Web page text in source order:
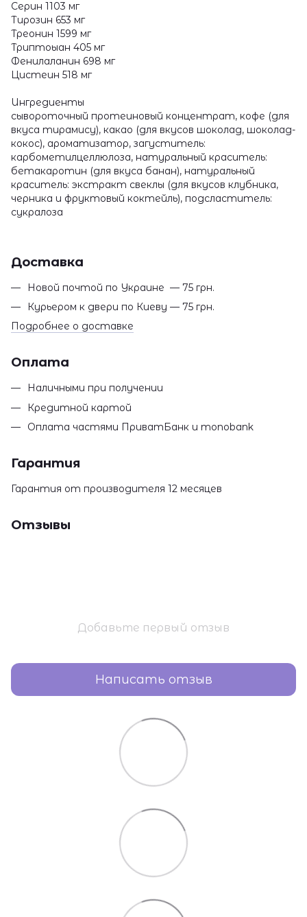
Серин 1103 мг
Тирозин 653 мг
Треонин 1599 мг
Триптоыан 405 мг
Фенилаланин 698 мг
Цистеин 518 мг
Ингредиенты
сывороточный протеиновый концентрат, кофе (для
вкуса тирамису), какао (для вкусов шоколад, шоколад-
кокос), ароматизатор, загуститель:
карбометилцеллюлоза, натуральный краситель:
бетакаротин (для вкуса банан), натуральный
краситель: экстракт свеклы (для вкусов клубника,
черника и фруктовый коктейль), подсластитель:
сукралоза
Доставка
Новой почтой по Украине — 75 грн.
Курьером к двери по Киеву — 75 грн.
Подробнее о доставке
Оплата
Наличными при получении
Кредитной картой
Оплата частями ПриватБанк и monobank
Гарантия
Гарантия от производителя 12 месяцев
Отзывы
Добавьте первый отзыв
Написать отзыв